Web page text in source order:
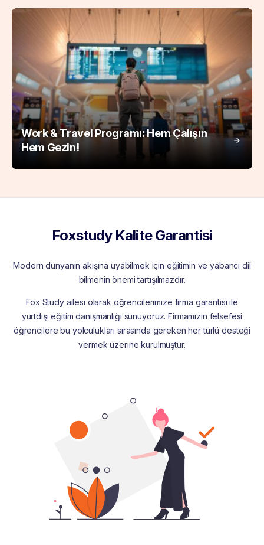
Work & Travel Programı: Hem Çalışın
Hem Gezin!
Foxstudy Kalite Garantisi
Modern dünyanın akışına uyabilmek için eğitimin ve yabancı dil
bilmenin önemi tartışılmazdır.
Fox Study ailesi olarak öğrencilerimize firma garantisi ile
yurtdışı eğitim danışmanlığı sunuyoruz. Firmamızın felsefesi
öğrencilere bu yolculukları sırasında gereken her türlü desteği
vermek üzerine kurulmuştur.